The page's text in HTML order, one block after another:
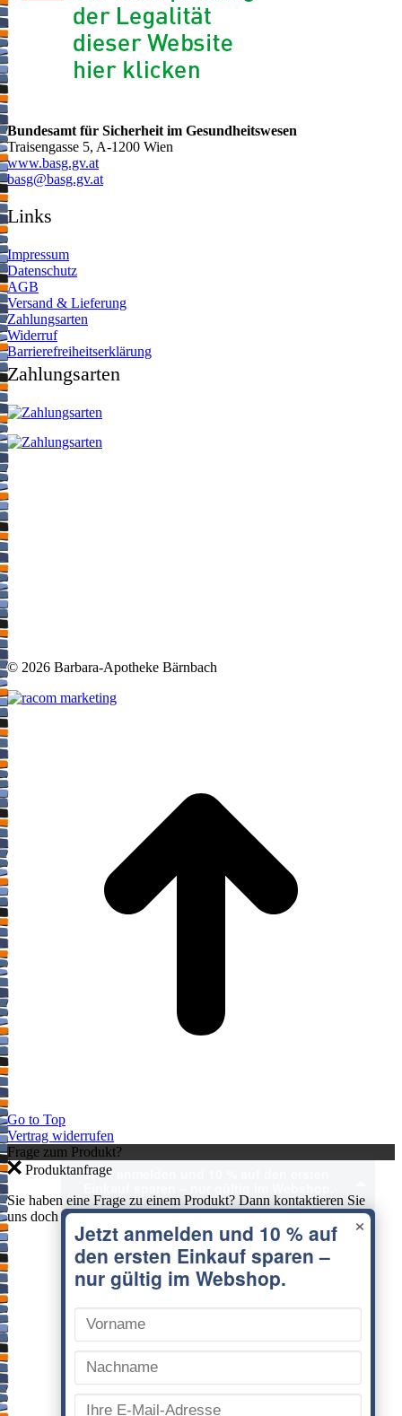
×
Bundesamt für Sicherheit im Gesundheitswesen
Traisengasse 5, A-1200 Wien
www.basg.gv.at
ta.vg.gsab@gsab
Links
Impressum
Datenschutz
AGB
Versand & Lieferung
Zahlungsarten
Widerruf
Barrierefreiheitserklärung
Zahlungsarten
© 2026 Barbara-Apotheke Bärnbach
Go to Top
Vertrag widerrufen
Frage zum Produkt?
Produktanfrage
Sie haben eine Frage zu einem Produkt? Dann kontaktieren Sie
uns doch direkt hier.